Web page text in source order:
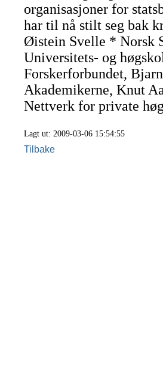
organisasjoner for
har til nå stilt seg bak
Øistein Svelle * Norsk
Universitets- og
Forskerforbundet,
Akademikerne, Knut
Nettverk for private
Lagt ut: 2009-03-06 15:54:55
Tilbake